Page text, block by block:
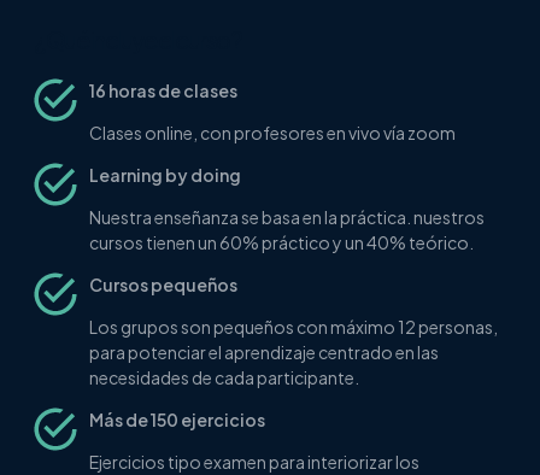
16 horas de clases
Clases online, con profesores en vivo vía zoom
Learning by doing
Nuestra enseñanza se basa en la práctica. nuestros
cursos tienen un 60% práctico y un 40% teórico.
Cursos pequeños
Los grupos son pequeños con máximo 12 personas,
para potenciar el aprendizaje centrado en las
necesidades de cada participante.
Más de 150 ejercicios
Ejercicios tipo examen para interiorizar los